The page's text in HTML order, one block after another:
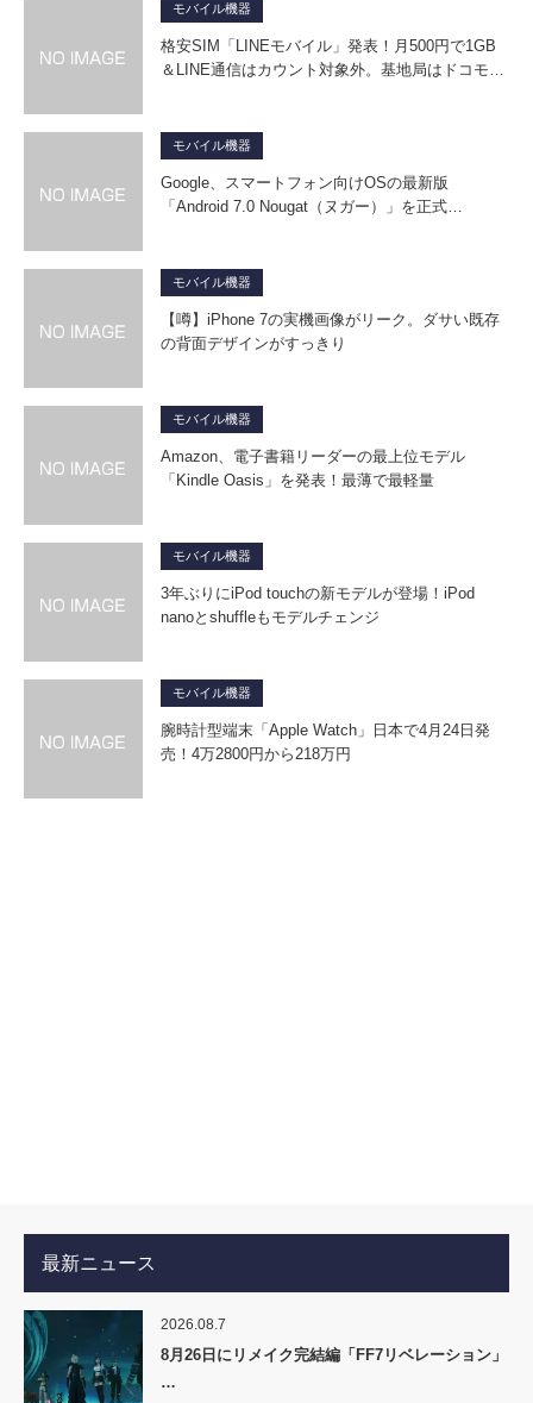
モバイル機器
格安SIM「LINEモバイル」発表！月500円で1GB
＆LINE通信はカウント対象外。基地局はドコモ…
モバイル機器
Google、スマートフォン向けOSの最新版
「Android 7.0 Nougat（ヌガー）」を正式…
モバイル機器
【噂】iPhone 7の実機画像がリーク。ダサい既存
の背面デザインがすっきり
モバイル機器
Amazon、電子書籍リーダーの最上位モデル
「Kindle Oasis」を発表！最薄で最軽量
モバイル機器
3年ぶりにiPod touchの新モデルが登場！iPod
nanoとshuffleもモデルチェンジ
モバイル機器
腕時計型端末「Apple Watch」日本で4月24日発
売！4万2800円から218万円
最新ニュース
2026.08.7
8月26日にリメイク完結編「FF7リベレーション」
…